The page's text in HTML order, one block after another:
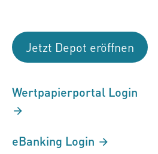
Jetzt Depot eröffnen
Wertpapierportal Login
eBanking Login